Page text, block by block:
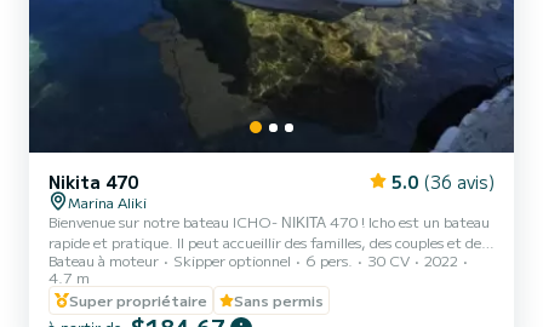
Nikita 470 5.0 (36 avis)
Marina Aliki
Bienvenue sur notre bateau ICHO- ΝΙΚΙΤΑ 470 ! Icho est un bateau
rapide et pratique. Il peut accueillir des familles, des couples et des
amis. Vous avez la possibilité de voir toutes les belles et cachées
plages autour de Paros. Nous sommes impatients de vous accueillir
sur notre bateau !
Bateau à moteur Skipper optionnel 6 pers. 30 CV
2022
4.7 m
Super propriétaire
Sans permis